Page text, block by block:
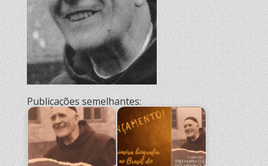
Publicações semelhantes: